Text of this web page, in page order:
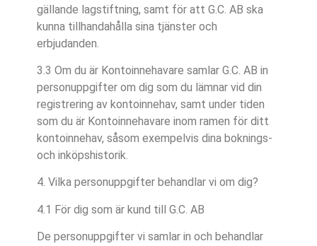
gällande lagstiftning, samt för att G.C. AB ska
kunna tillhandahålla sina tjänster och
erbjudanden.
3.3 Om du är Kontoinnehavare samlar G.C. AB in
personuppgifter om dig som du lämnar vid din
registrering av kontoinnehav, samt under tiden
som du är Kontoinnehavare inom ramen för ditt
kontoinnehav, såsom exempelvis dina boknings-
och inköpshistorik.
4. Vilka personuppgifter behandlar vi om dig?
4.1 För dig som är kund till G.C. AB
De personuppgifter vi samlar in och behandlar